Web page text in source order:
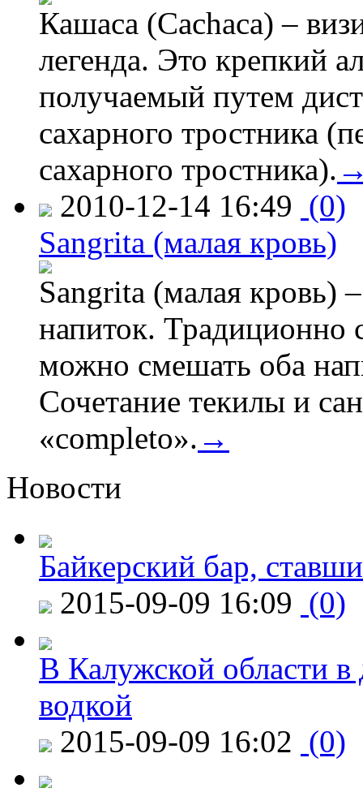
Кашаса (Cachaca) –
легенда. Это крепкий
получаемый путем
сахарного тростника
сахарного тростника).
2010-12-14 16:49 (0)
Sangrita (малая кровь)
Sangrita (малая кровь)
напиток. Традиционно
можно смешать оба
Сочетание текилы и
«completo». →
Новости
Байкерский бар,
2015-09-09 16:09 (0)
В Калужской области в
водкой
2015-09-09 16:02 (0)